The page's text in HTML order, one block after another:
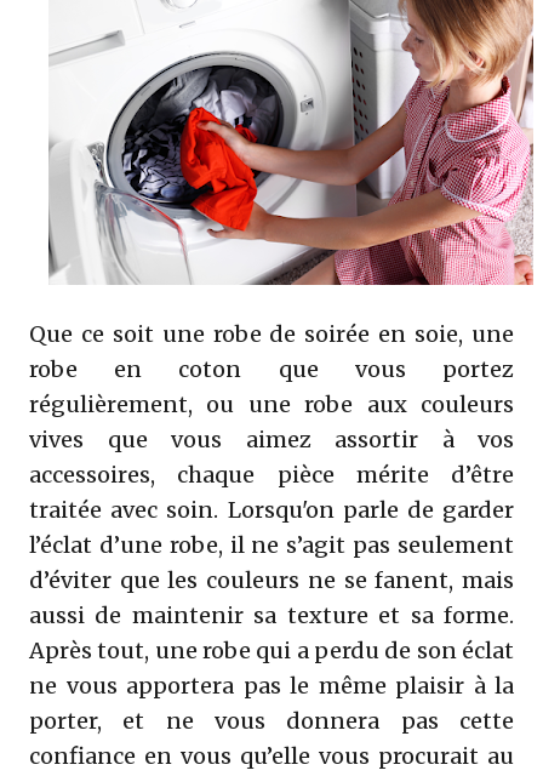
Que ce soit une robe de soirée en soie, une
robe en coton que vous portez
régulièrement, ou une robe aux couleurs
vives que vous aimez assortir à vos
accessoires, chaque pièce mérite d’être
traitée avec soin. Lorsqu'on parle de garder
l’éclat d’une robe, il ne s’agit pas seulement
d’éviter que les couleurs ne se fanent, mais
aussi de maintenir sa texture et sa forme.
Après tout, une robe qui a perdu de son éclat
ne vous apportera pas le même plaisir à la
porter, et ne vous donnera pas cette
confiance en vous qu’elle vous procurait au